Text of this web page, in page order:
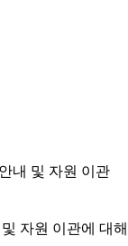
내 및 자원 이관
자원 이관에 대